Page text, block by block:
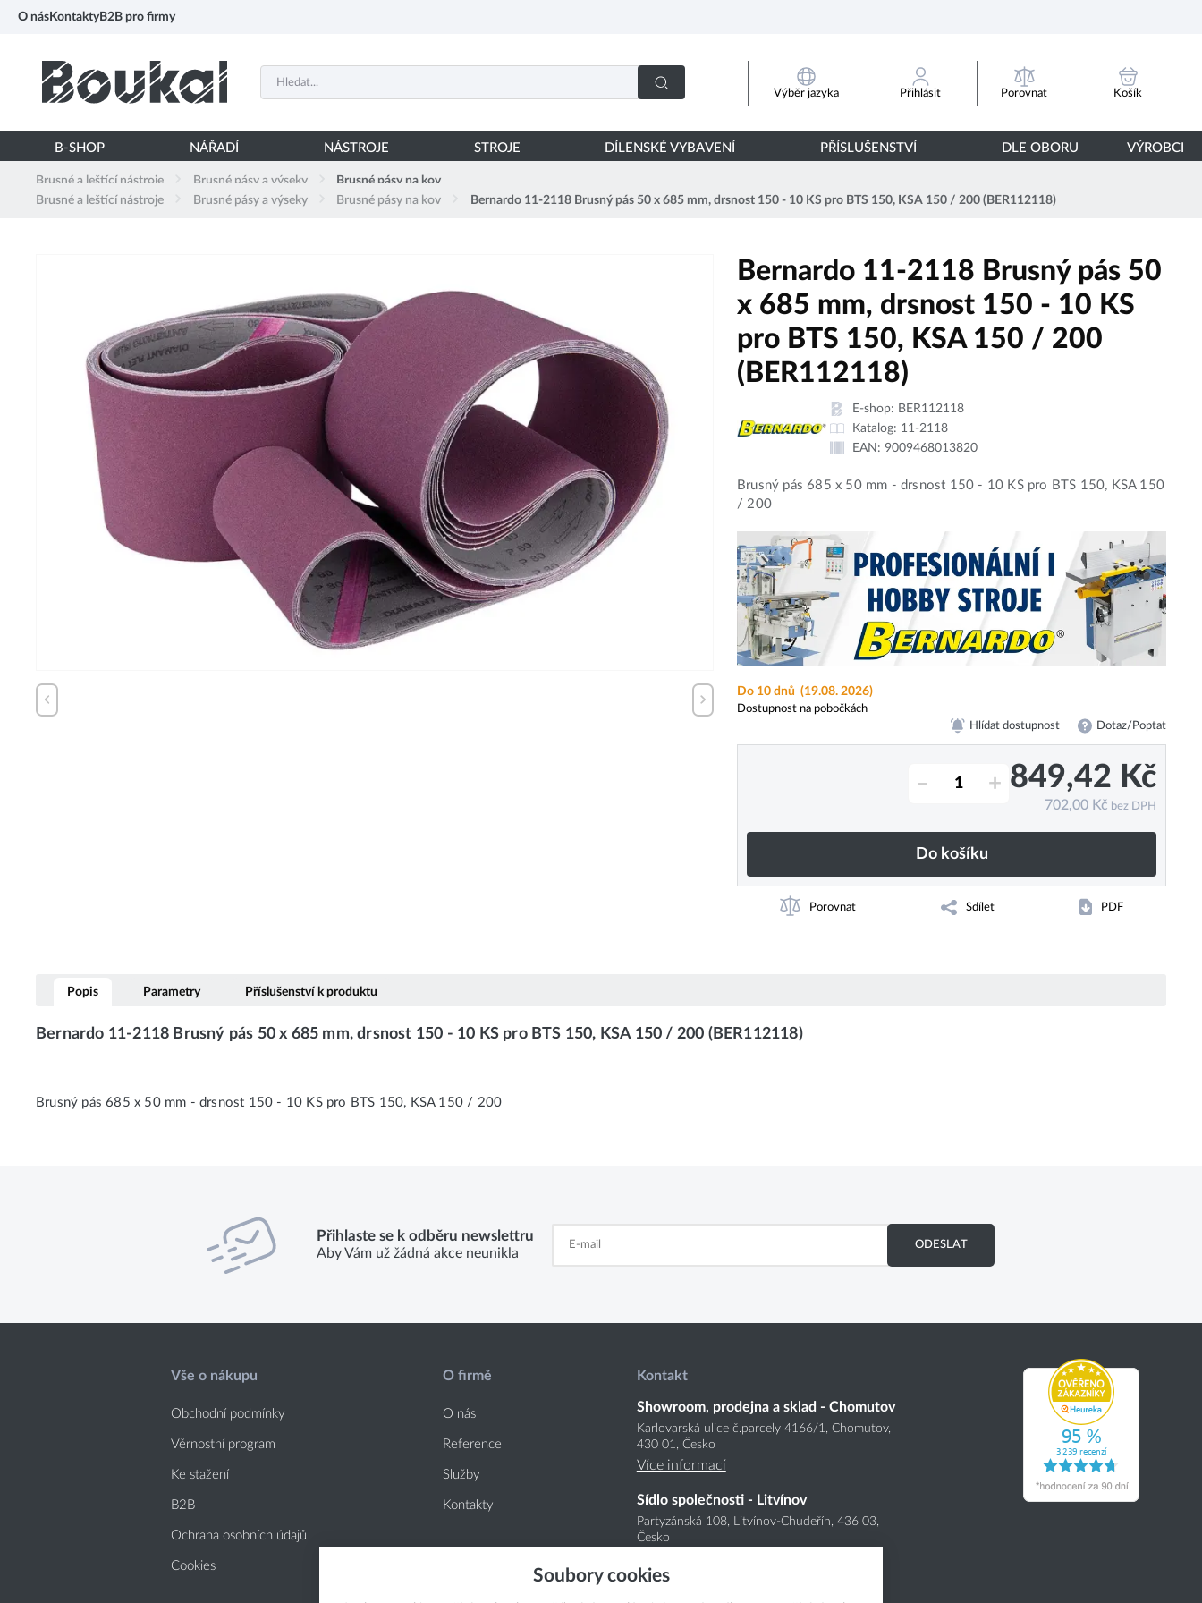
O nás Kontakty B2B pro firmy
Výběr jazyka Přihlásit Porovnat Košík
B-SHOP NÁŘADÍ NÁSTROJE STROJE DÍLENSKÉ VYBAVENÍ PŘÍSLUŠENSTVÍ DLE OBORU VÝROBCI
Brusné a leštící nástroje Brusné pásy a výseky
Brusné pásy na kov
Brusné a leštící nástroje
Brusné pásy a výseky Brusné pásy na kov Bernardo 11-2118 Brusný pás 50 x 685 mm, drsnost 150 - 10 KS pro BTS 150, KSA 150 / 200 (BER112118)
Bernardo 11-2118 Brusný pás 50
x 685 mm, drsnost 150 - 10 KS
pro BTS 150, KSA 150 / 200
(BER112118)
E-shop: BER112118
Katalog: 11-2118
EAN: 9009468013820
Brusný pás 685 x 50 mm - drsnost 150 - 10 KS pro BTS 150, KSA 150
/ 200
Do 10 dnů (19.08. 2026)
Dostupnost na pobočkách
Hlídat dostupnost Dotaz/Poptat
– + 849,42 Kč
702,00 Kč bez DPH
Do košíku
Porovnat Sdílet PDF
Popis Parametry Příslušenství k produktu
Bernardo 11-2118 Brusný pás 50 x 685 mm, drsnost 150 - 10 KS pro BTS 150, KSA 150 / 200 (BER112118)
Brusný pás 685 x 50 mm - drsnost 150 - 10 KS pro BTS 150, KSA 150 / 200
Přihlaste se k odběru newslettru
Aby Vám už žádná akce neunikla
ODESLAT
Vše o nákupu
Obchodní podmínky
Věrnostní program
Ke stažení
B2B
Ochrana osobních údajů
Cookies
O firmě
O nás
Reference
Služby
Kontakty
Kontakt
Showroom, prodejna a sklad - Chomutov
Karlovarská ulice č.parcely 4166/1, Chomutov,
430 01, Česko
Více informací
Sídlo společnosti - Litvínov
Partyzánská 108, Litvínov-Chudeřín, 436 03,
Česko
Soubory cookies